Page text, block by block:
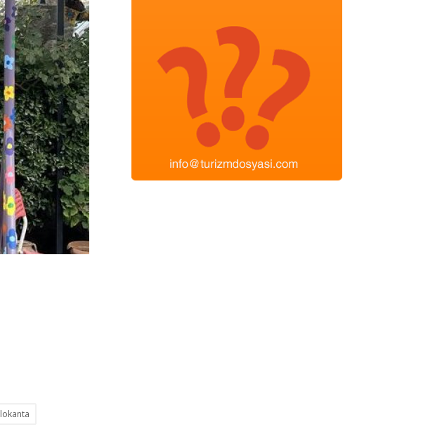
lokanta